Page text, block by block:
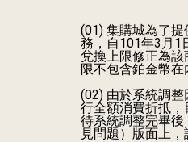
(01) 集購城為了
務，自101年3月1
兌換上限修正為
限不包含鉑金幣在
(02) 由於系統調
行全額消費折抵，
待系統調整完畢
見問題）版面上，